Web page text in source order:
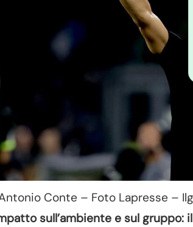
Conte – Foto Lapresse –
sull’ambiente e sul gruppo: